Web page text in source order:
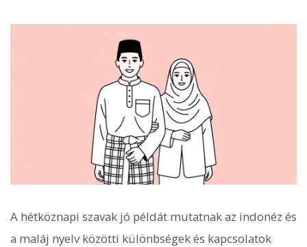
A hétköznapi szavak jó példát mutatnak az indonéz és
a maláj nyelv közötti különbségek és kapcsolatok